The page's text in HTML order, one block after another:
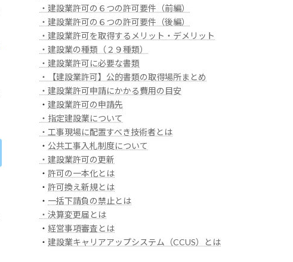
・建設業許可の６つの許可要件（前編）
・建設業許可の６つの許可要件（後編）
・建設業許可を取得するメリット・デメリット
・建設業の種類（２９種類）
・建設業許可に必要な書類
・【建設業許可】公的書類の取得場所まとめ
・建設業許可申請にかかる費用の目安
・建設業許可の申請先
・指定建設業について
・工事現場に配置すべき技術者とは
・ 公共工事入札制度について
・建設業許可の更新
・許可の一本化とは
・許可換え新規とは
・ 一括下請負の禁止とは
・決算変更届とは
・ 経営事項審査とは
・建設業キャリアアップシステム（CCUS）とは